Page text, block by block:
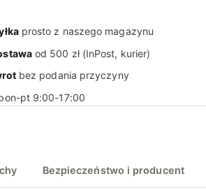
prosto z naszego magazynu
od 500 zł (InPost, kurier)
bez podania przyczyny
pt 9:00-17:00
Bezpieczeństwo i producent